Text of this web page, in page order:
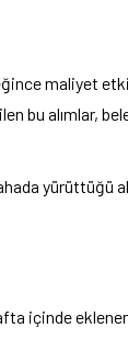
maliyet
bu alımlar,
yürüttüğü
içinde